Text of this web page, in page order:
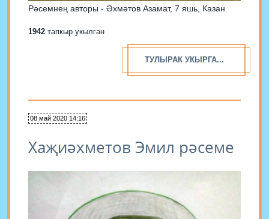
Рәсемнең авторы - Әхмәтов Азамат, 7 яшь, Казан.
1942 тапкыр укылган
ТУЛЫРАК УКЫРГА...
08 май 2020 14:16
Хаҗиәхметов Эмил рәсеме